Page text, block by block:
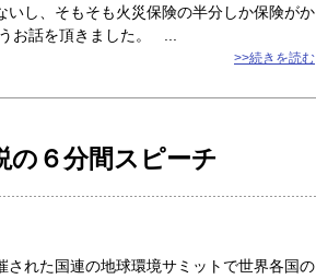
し、そもそも火災保険の半分しか保険がか
お話を頂きました。 ...
>>続きを読む
６分間スピーチ
れた国連の地球環境サミットで世界各国の